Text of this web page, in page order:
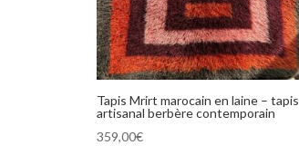
Tapis Mrirt marocain en laine – tapis
artisanal berbère contemporain
359,00€